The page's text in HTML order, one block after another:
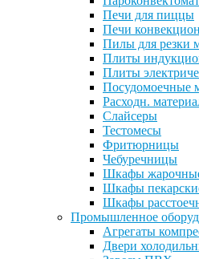
Печи для пиццы
Печи
Пилы для резки
Плиты
Плиты
Посудомоечные
Расходн.
Слайсеры
Тестомесы
Фритюрницы
Чебуречницы
Шкафы
Шкафы
Шкафы
Промышленное
Агрегаты
Двери